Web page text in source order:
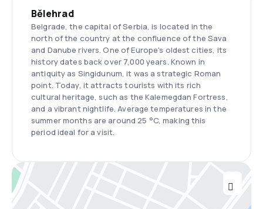
Bělehrad
Belgrade, the capital of Serbia, is located in the
north of the country at the confluence of the Sava
and Danube rivers. One of Europe's oldest cities, its
history dates back over 7,000 years. Known in
antiquity as Singidunum, it was a strategic Roman
point. Today, it attracts tourists with its rich
cultural heritage, such as the Kalemegdan Fortress,
and a vibrant nightlife. Average temperatures in the
summer months are around 25 °C, making this
period ideal for a visit.